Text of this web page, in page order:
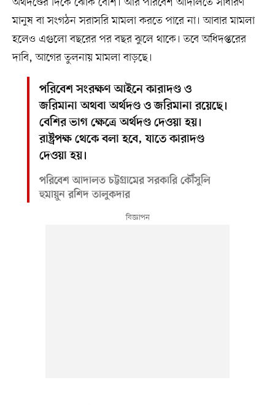
মানুষ বা সংগঠন সরাসরি মামলা করতে পারে না। আবার মামলা
হলেও এগুলো বছরের পর বছর ঝুলে থাকে। তবে অধিদপ্তরের
দাবি, আগের তুলনায় মামলা বাড়ছে।
পরিবেশ সংরক্ষণ আইনে কারাদণ্ড ও
জরিমানা অথবা অর্থদণ্ড ও জরিমানা রয়েছে।
বেশির ভাগ ক্ষেত্রে অর্থদণ্ড দেওয়া হয়।
রাষ্ট্রপক্ষ থেকে বলা হবে, যাতে কারাদণ্ড
দেওয়া হয়।
পরিবেশ আদালত চট্টগ্রামের সরকারি কৌঁসুলি
হুমায়ুন রশিদ তালুকদার